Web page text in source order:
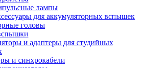
лампы
для аккумуляторных вспышек
головы
и адаптеры для студийных
и синхрокабели